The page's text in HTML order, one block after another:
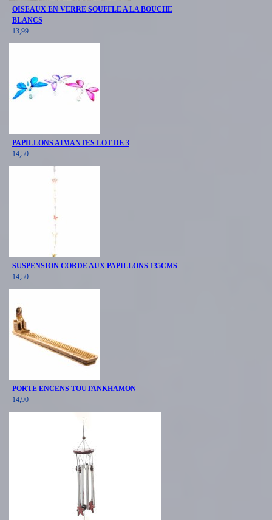
OISEAUX EN VERRE SOUFFLE A LA BOUCHE
BLANCS
13,99
PAPILLONS AIMANTES LOT DE 3
14,50
SUSPENSION CORDE AUX PAPILLONS 135CMS
14,50
PORTE ENCENS TOUTANKHAMON
14,90